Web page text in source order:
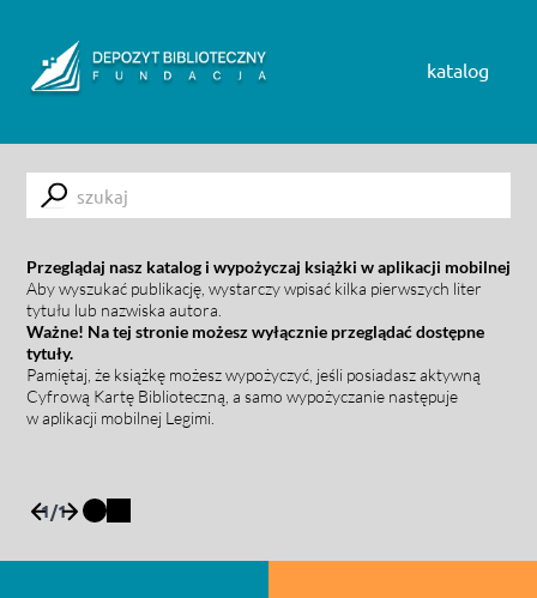
katalog
Submit
Przeglądaj nasz katalog i wypożyczaj książki w aplikacji mobilnej
Aby wyszukać publikację, wystarczy wpisać kilka pierwszych liter
tytułu lub nazwiska autora.
Ważne! Na tej stronie możesz wyłącznie przeglądać dostępne
tytuły.
Pamiętaj, że książkę możesz wypożyczyć, jeśli posiadasz aktywną
Cyfrową Kartę Biblioteczną, a samo wypożyczanie następuje
w aplikacji mobilnej Legimi.
1/1